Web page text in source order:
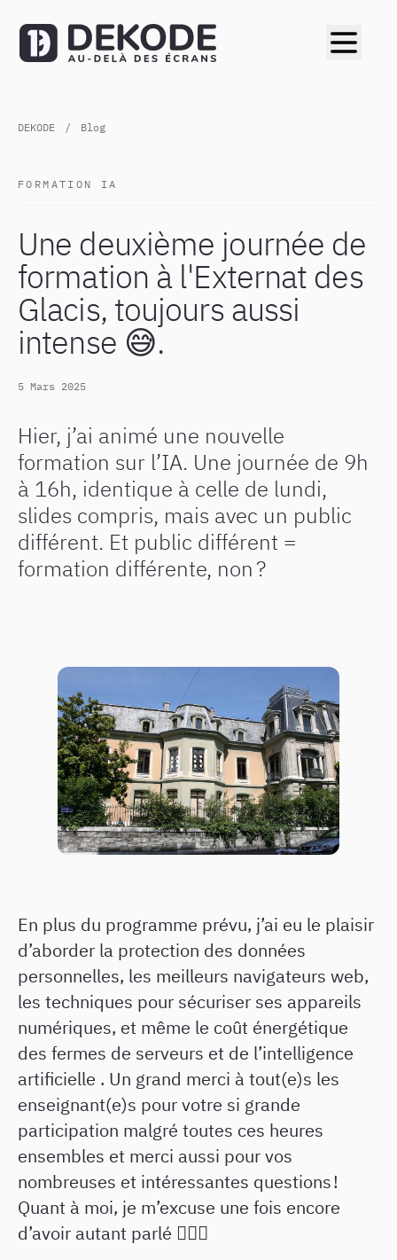
DEKODE / Blog
FORMATION IA
Une deuxième journée de
formation à l'Externat des
Glacis, toujours aussi
intense 😅.
5 Mars 2025
Hier, j’ai animé une nouvelle
formation sur l’IA. Une journée de 9h
à 16h, identique à celle de lundi,
slides compris, mais avec un public
différent. Et public différent =
formation différente, non ?
En plus du programme prévu, j’ai eu le plaisir
d’aborder la protection des données
personnelles, les meilleurs navigateurs web,
les techniques pour sécuriser ses appareils
numériques, et même le coût énergétique
des fermes de serveurs et de l’intelligence
artificielle . Un grand merci à tout(e)s les
enseignant(e)s pour votre si grande
participation malgré toutes ces heures
ensembles et merci aussi pour vos
nombreuses et intéressantes questions !
Quant à moi, je m’excuse une fois encore
d’avoir autant parlé 🤦🏼‍♂️